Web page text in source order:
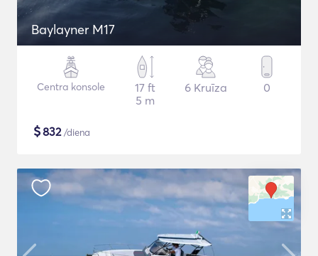
Baylayner M17
Centra konsole
17 ft
5 m
6 Kruīza 0
$832/diena